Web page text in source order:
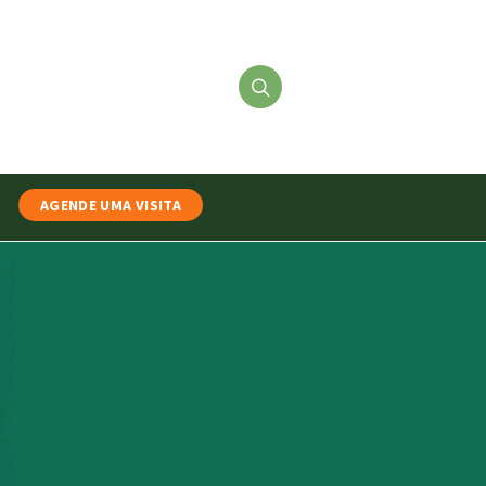
AGENDE UMA VISITA